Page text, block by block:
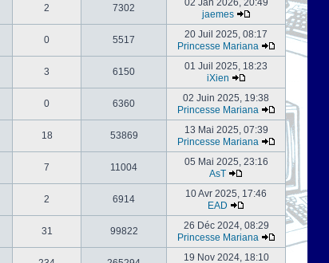
2 7302
02 Jan 2026, 20:49
jaemes
0 5517
20 Juil 2025, 08:17
Princesse Mariana
3 6150
01 Juil 2025, 18:23
iXien
0 6360
02 Juin 2025, 19:38
Princesse Mariana
18 53869
13 Mai 2025, 07:39
Princesse Mariana
7 11004
05 Mai 2025, 23:16
AsT
2 6914
10 Avr 2025, 17:46
EAD
31 99822
26 Déc 2024, 08:29
Princesse Mariana
19 Nov 2024, 18:10